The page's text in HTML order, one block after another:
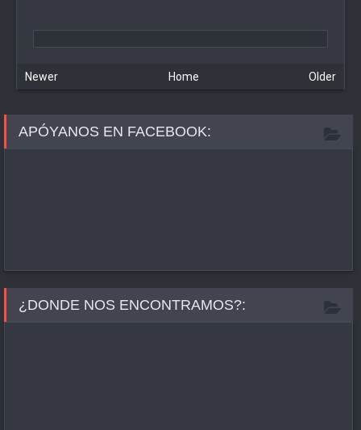
Newer Older
Home
APÓYANOS EN FACEBOOK:
¿DONDE NOS ENCONTRAMOS?: